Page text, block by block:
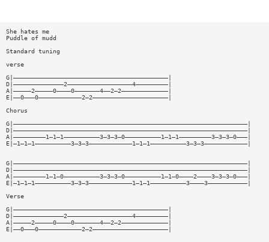
She hates me
Puddle of mudd
Standard tuning
verse
G|———————————————————————————————————————————|
D|——————————————2——————————————————4—————————|
A|—————2—————0————0———————4——2—2—————————————|
E|——0———0————————————2—2—————————————————————|
Chorus
G|—————————————————————————————————————————————————————————————————|
D|—————————————————————————————————————————————————————————————————|
A|—————————1—1—1——————————3—3—3—0——————————1—1—1—————————3—3—3—0———|
E|—1—1—1——————————3—3—3————————————1—1—1——————————3—3—3————————————|
G|—————————————————————————————————————————————————————————————————|
D|—————————————————————————————————————————————————————————————————|
A|—————————1—1—0——————————3—3—3—0——————————1—1—0————2————3—3—3—0———|
E|—1—1—1——————————3—3—3————————————1—1—1——————————3————3———————————|
Verse
G|———————————————————————————————————————————|
D|——————————————2——————————————————4—————————|
A|—————2—————0————0———————4——2—2—————————————|
E|——0———0————————————2—2—————————————————————|